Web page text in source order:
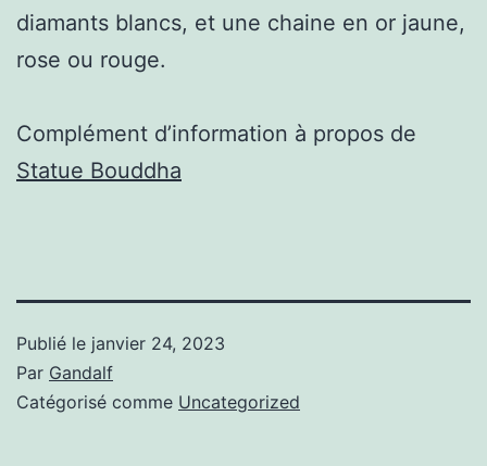
diamants blancs, et une chaine en or jaune,
rose ou rouge.
Complément d’information à propos de
Statue Bouddha
Publié le janvier 24, 2023
Par Gandalf
Catégorisé comme Uncategorized